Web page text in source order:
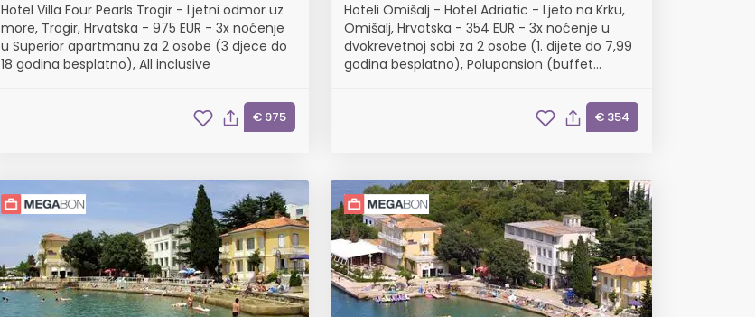
Hotel Villa Four Pearls Trogir - Ljetni odmor uz
more, Trogir, Hrvatska - 975 EUR - 3x noćenje
u Superior apartmanu za 2 osobe (3 djece do
18 godina besplatno), All inclusive
€ 975
Hoteli Omišalj - Hotel Adriatic - Ljeto na Krku,
Omišalj, Hrvatska - 354 EUR - 3x noćenje u
dvokrevetnoj sobi za 2 osobe (1. dijete do 7,99
godina besplatno), Polupansion (buffet
€ 354